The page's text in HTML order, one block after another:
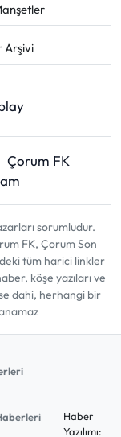
Arşivi
Çorum FK
sorumludur.
FK, Çorum Son
tüm harici linkler
köşe yazıları ve
dahi, herhangi bir
Haber
Yazılımı: